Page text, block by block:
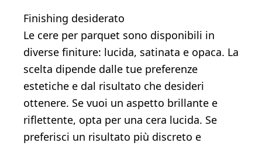
Finishing desiderato
Le cere per parquet sono disponibili in
diverse finiture: lucida, satinata e opaca. La
scelta dipende dalle tue preferenze
estetiche e dal risultato che desideri
ottenere. Se vuoi un aspetto brillante e
riflettente, opta per una cera lucida. Se
preferisci un risultato più discreto e